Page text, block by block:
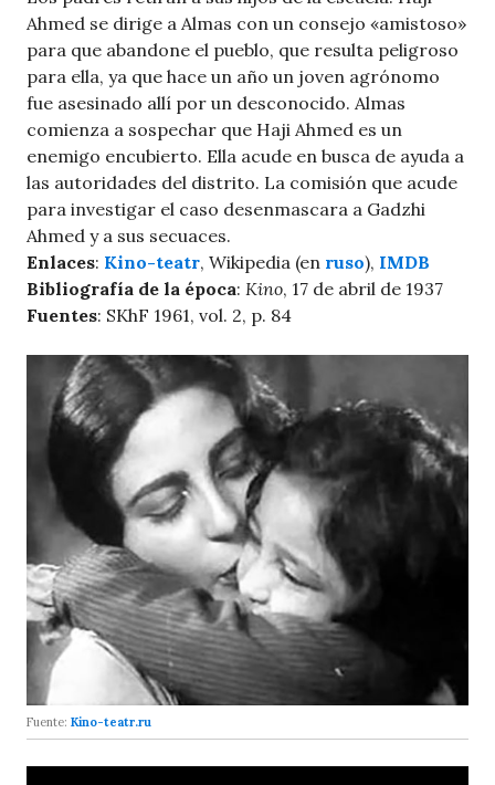
Ahmed se dirige a Almas con un consejo «amistoso»
para que abandone el pueblo, que resulta peligroso
para ella, ya que hace un año un joven agrónomo
fue asesinado allí por un desconocido. Almas
comienza a sospechar que Haji Ahmed es un
enemigo encubierto. Ella acude en busca de ayuda a
las autoridades del distrito. La comisión que acude
para investigar el caso desenmascara a Gadzhi
Ahmed y a sus secuaces.
Enlaces: Kino-teatr, Wikipedia (en ruso), IMDB
Bibliografía de la época: Kino, 17 de abril de 1937
Fuentes: SKhF 1961, vol. 2, p. 84
Fuente: Kino-teatr.ru